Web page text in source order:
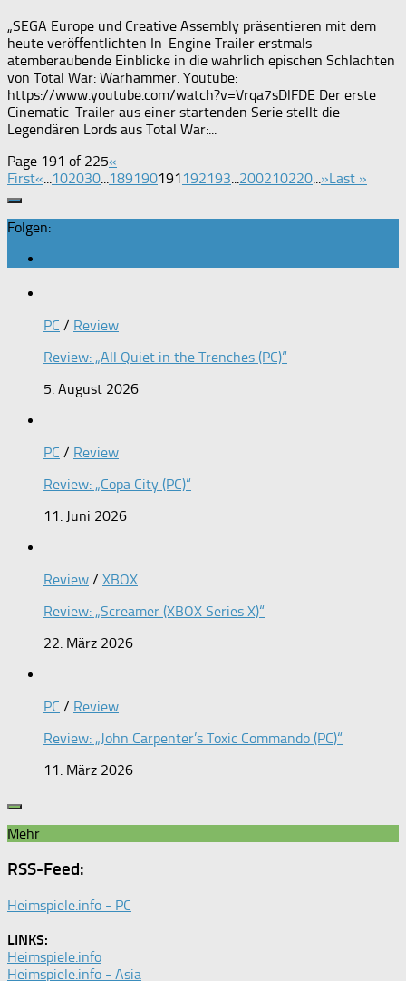
„SEGA Europe und Creative Assembly präsentieren mit dem
heute veröffentlichten In-Engine Trailer erstmals
atemberaubende Einblicke in die wahrlich epischen Schlachten
von Total War: Warhammer. Youtube:
https://www.youtube.com/watch?v=Vrqa7sDlFDE Der erste
Cinematic-Trailer aus einer startenden Serie stellt die
Legendären Lords aus Total War:...
Page 191 of 225«
First«...102030...189190191 192193...200210220...»Last »
Folgen:
PC / Review
Review: „All Quiet in the Trenches (PC)“
5. August 2026
PC / Review
Review: „Copa City (PC)“
11. Juni 2026
Review / XBOX
Review: „Screamer (XBOX Series X)“
22. März 2026
PC / Review
Review: „John Carpenter’s Toxic Commando (PC)“
11. März 2026
Mehr
RSS-Feed:
Heimspiele.info - PC
LINKS:
Heimspiele.info
Heimspiele.info - Asia